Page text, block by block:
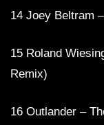
14 Joey Beltram
15 Roland
Remix)
16 Outlander –